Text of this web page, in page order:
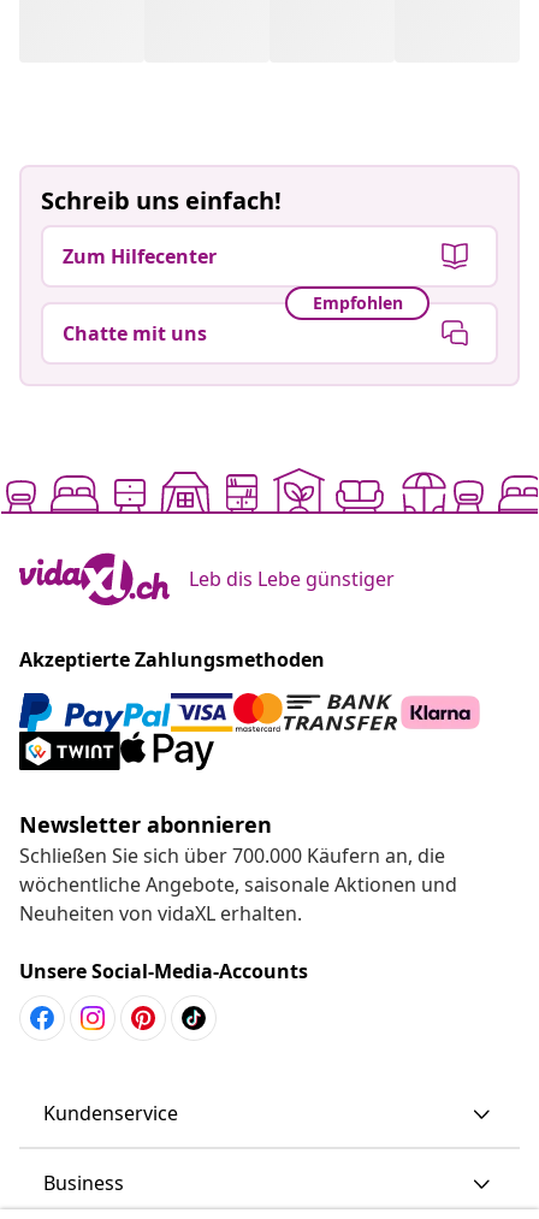
Schreib uns einfach!
Zum Hilfecenter
Empfohlen
Chatte mit uns
Leb dis Lebe günstiger
Akzeptierte Zahlungsmethoden
Newsletter abonnieren
Schließen Sie sich über 700.000 Käufern an, die
wöchentliche Angebote, saisonale Aktionen und
Neuheiten von vidaXL erhalten.
Unsere Social-Media-Accounts
Kundenservice
Business